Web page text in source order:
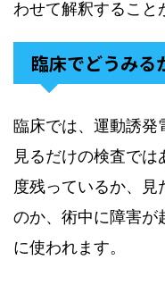
わせて解釈すること
臨床でどうみる
臨床では、運動誘発
見るだけの検査で
度残っているか、見
のか、術中に障害が
に使われます。